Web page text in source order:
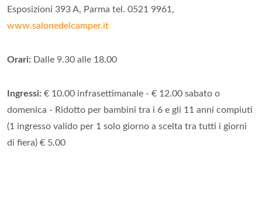
Esposizioni 393 A, Parma tel. 0521 9961,
www.salonedelcamper.it
Orari: Dalle 9.30 alle 18.00
Ingressi: € 10.00 infrasettimanale - € 12.00 sabato o
domenica - Ridotto per bambini tra i 6 e gli 11 anni compiuti
(1 ingresso valido per 1 solo giorno a scelta tra tutti i giorni
di fiera) € 5.00